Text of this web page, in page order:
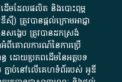
ដើម​ដែល​ផលិត​ និង​បោះពុម្ព​
)​ ត្រូវ​បាន​ផ្តល់​ក្រោម​អាជ្ញា
សង្ខេប​ ត្រូវ​បាន​ដកស្រង់​
ពី​គោលការណ៍​នៃ​ការ​ប្រើ
ដោយ​ប្រភពដើម​នៃ​​អត្ថបទ
ភ្ជាប់​នៅ​លើ​គេហទំព័រ​របស់​ អូ​ឌី​